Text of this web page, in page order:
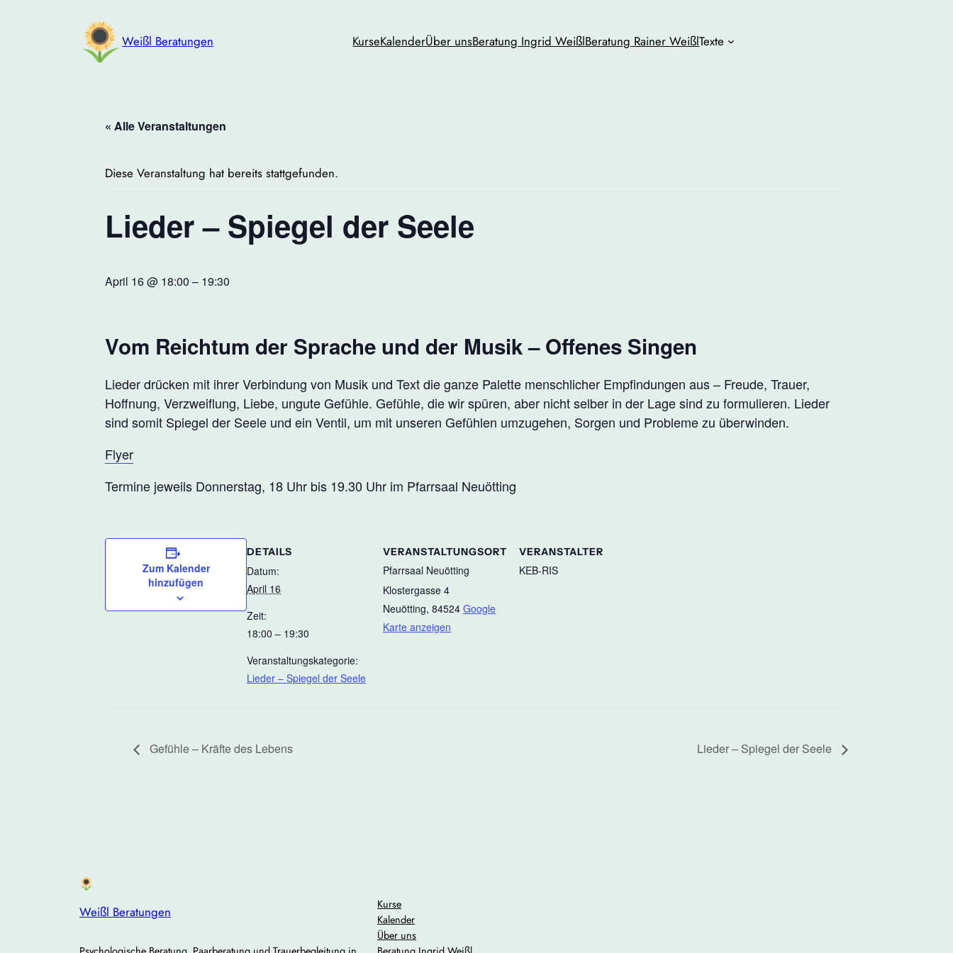
Weißl Beratungen KurseKalenderÜber unsBeratung Ingrid WeißlBeratung Rainer WeißlTexte
« Alle Veranstaltungen
Diese Veranstaltung hat bereits stattgefunden.
Lieder – Spiegel der Seele
April 16 @ 18:00 – 19:30
Vom Reichtum der Sprache und der Musik – Offenes Singen
Lieder drücken mit ihrer Verbindung von Musik und Text die ganze Palette menschlicher Empfindungen aus – Freude, Trauer,
Hoffnung, Verzweiflung, Liebe, ungute Gefühle. Gefühle, die wir spüren, aber nicht selber in der Lage sind zu formulieren. Lieder
sind somit Spiegel der Seele und ein Ventil, um mit unseren Gefühlen umzugehen, Sorgen und Probleme zu überwinden.
Flyer
Termine jeweils Donnerstag, 18 Uhr bis 19.30 Uhr im Pfarrsaal Neuötting
Zum Kalender
hinzufügen
DETAILS
Datum:
April 16
Zeit:
18:00 – 19:30
Veranstaltungskategorie:
Lieder – Spiegel der Seele
VERANSTALTUNGSORT
Pfarrsaal Neuötting
Klostergasse 4
Neuötting, 84524 Google
Karte anzeigen
VERANSTALTER
KEB-RIS
Gefühle – Kräfte des Lebens Lieder – Spiegel der Seele
Weißl Beratungen
Kurse
Kalender
Über uns